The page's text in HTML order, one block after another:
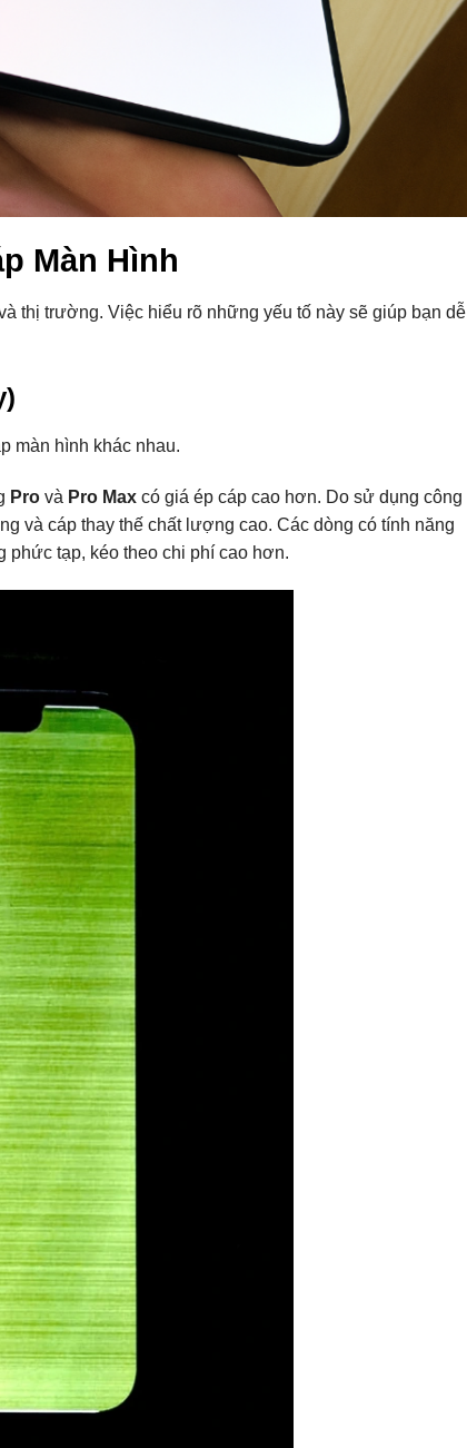
Màn Hình
thị trường. Việc hiểu rõ những yếu tố này sẽ giúp bạn dễ
màn hình khác nhau.
Pro và Pro Max có giá ép cáp cao hơn. Do sử dụng công
và cáp thay thế chất lượng cao. Các dòng có tính năng
phức tạp, kéo theo chi phí cao hơn.